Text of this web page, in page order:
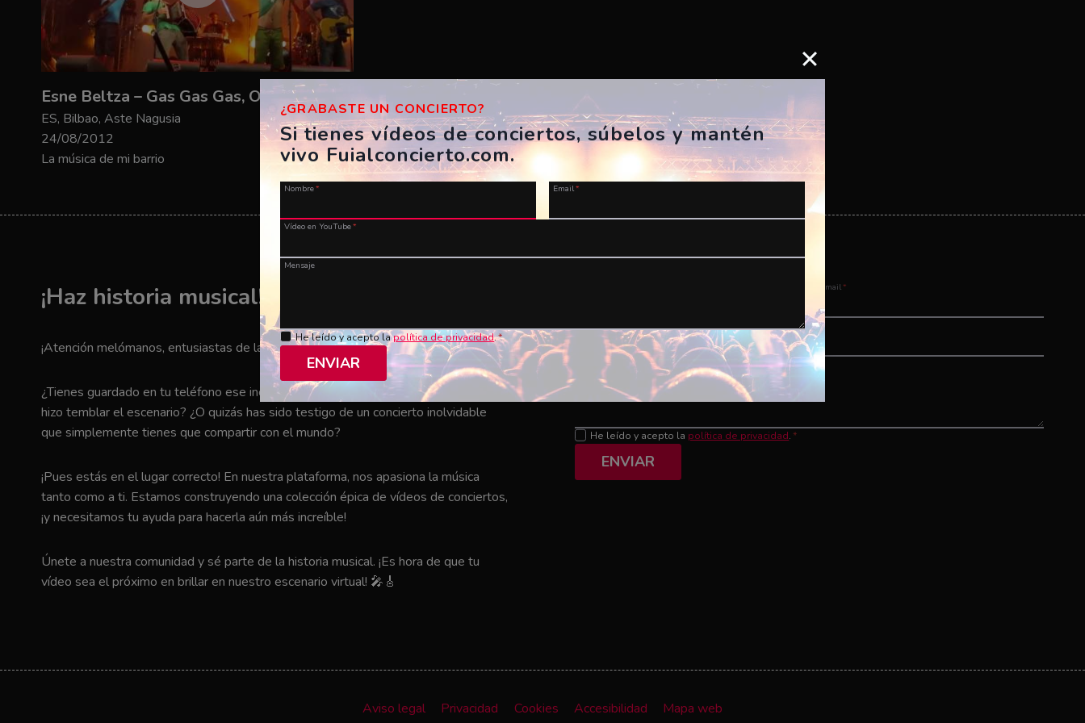
ES, Bilbao, Aste Nagusia
24/08/2012
La música de mi barrio
¡Haz historia musical! ¡Envía tu vídeo ahora!
¡Atención melómanos, entusiastas de la música y amantes de los conciertos en vivo!
¿Tienes guardado en tu teléfono ese increíble momento en el que tu artista favorito
hizo temblar el escenario? ¿O quizás has sido testigo de un concierto inolvidable
que simplemente tienes que compartir con el mundo?
¡Pues estás en el lugar correcto! En nuestra plataforma, nos apasiona la música
tanto como a ti. Estamos construyendo una colección épica de vídeos de conciertos,
¡y necesitamos tu ayuda para hacerla aún más increíble!
Únete a nuestra comunidad y sé parte de la historia musical. ¡Es hora de que tu
vídeo sea el próximo en brillar en nuestro escenario virtual! 🎤🎸
Email*
Mensaje
He leído y acepto la política de privacidad. *
ENVIAR
Aviso legal Privacidad Cookies Accesibilidad Mapa web
¿GRABASTE UN CONCIERTO?
Si tienes vídeos de conciertos, súbelos y mantén
vivo Fuialconcierto.com.
Nombre* Email*
Vídeo en YouTube*
Mensaje
He leído y acepto lapolítica de privacidad.*
ENVIAR